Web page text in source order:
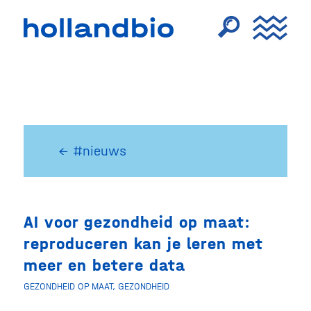
← #nieuws
AI voor gezondheid op maat:
reproduceren kan je leren met
meer en betere data
GEZONDHEID OP MAAT, GEZONDHEID